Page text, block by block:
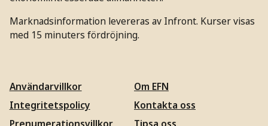
Marknadsinformation levereras av Infront. Kurser visas
med 15 minuters fördröjning.
Användarvillkor
Integritetspolicy
Om EFN
Kontakta oss